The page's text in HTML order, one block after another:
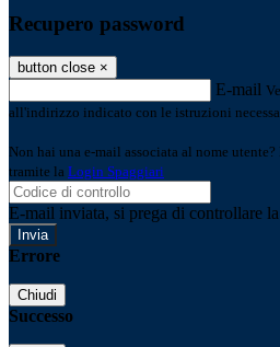
Recupero password
button close ×
E-mail
all'indirizzo indicato con le istruzioni
Non hai una e-mail associata al nome
tramite la Login Spaggiari
E-mail inviata, si prega di controllare
Errore
Chiudi
Successo